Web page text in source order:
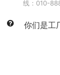
线：010-
你们是工